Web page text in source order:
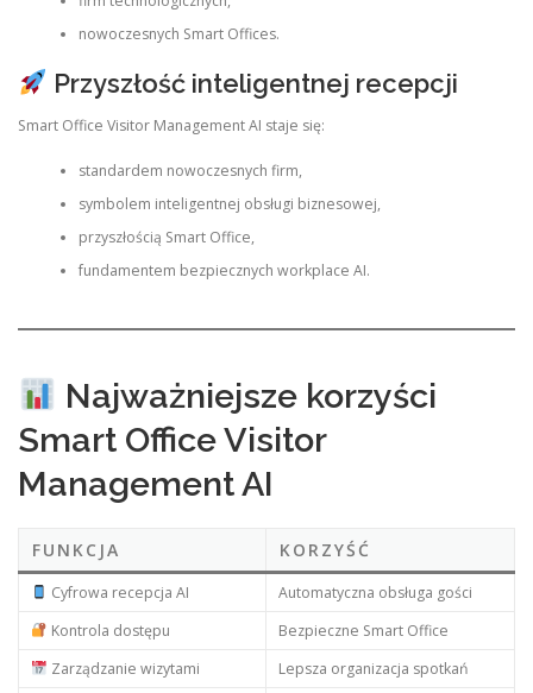
nowoczesnych Smart Offices.
Przyszłość inteligentnej recepcji
Smart Office Visitor Management AI staje się:
standardem nowoczesnych firm,
symbolem inteligentnej obsługi biznesowej,
przyszłością Smart Office,
fundamentem bezpiecznych workplace AI.
Najważniejsze korzyści
Smart Office Visitor
Management AI
FUNKCJA KORZYŚĆ
Cyfrowa recepcja AI
Automatyczna obsługa gości
Kontrola dostępu
Bezpieczne Smart Office
Zarządzanie wizytami
Lepsza organizacja spotkań